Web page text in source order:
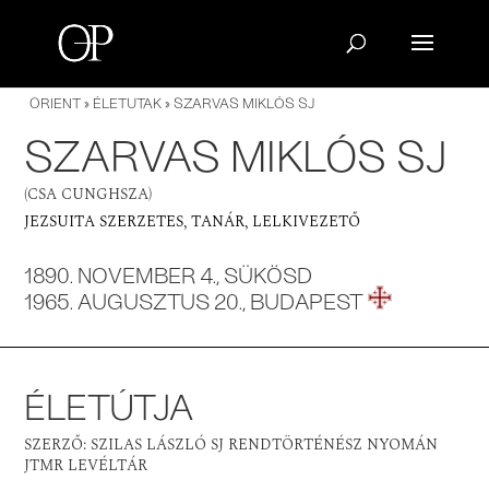
ORIENT» ÉLETUTAK» SZARVAS MIKLÓS SJ
SZARVAS MIKLÓS SJ
(CSA CUNGHSZA)
JEZSUITA SZERZETES, TANÁR, LELKIVEZETŐ
1890. NOVEMBER 4., SÜKÖSD
1965. AUGUSZTUS 20., BUDAPEST
ÉLETÚTJA
SZERZŐ: SZILAS LÁSZLÓ SJ RENDTÖRTÉNÉSZ NYOMÁN
JTMR LEVÉLTÁR